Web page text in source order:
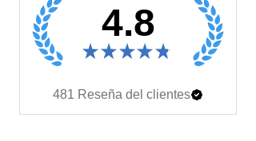
4.8
★ ★ ★ ★ ★
481 Reseña del clientes